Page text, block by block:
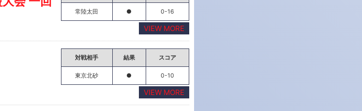
常陸太田 ● 0-16
VIEW MORE
対戦相手 結果 スコア
東京北砂 ● 0-10
VIEW MORE